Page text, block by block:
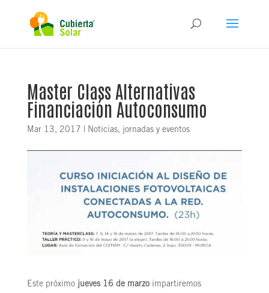
Master Class Alternativas
Financiación Autoconsumo
Mar 13, 2017 | Noticias, jornadas y eventos
Este próximo jueves 16 de marzoimpartiremos